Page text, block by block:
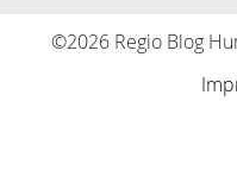
©2026 Regio Blog